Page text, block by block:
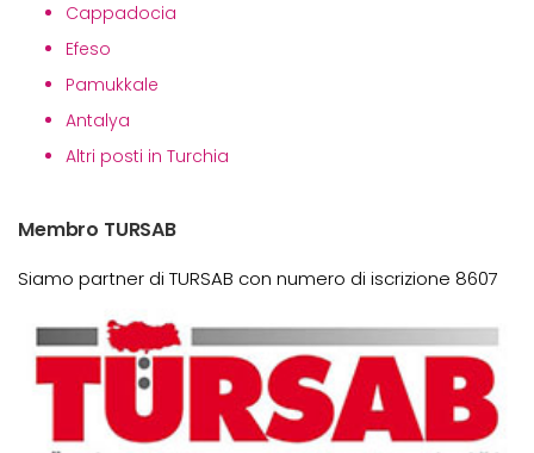
Cappadocia
Efeso
Pamukkale
Antalya
Altri posti in Turchia
Membro TURSAB
Siamo partner di TURSAB con numero di iscrizione 8607